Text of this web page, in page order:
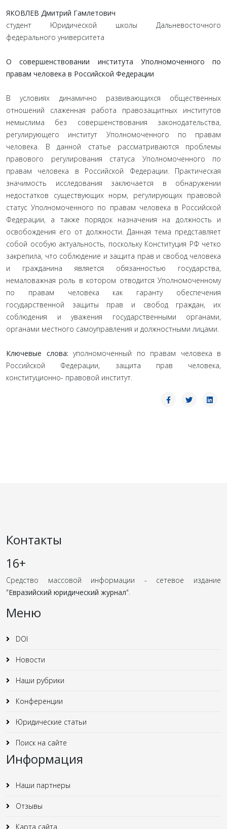
ЯКОВЛЕВ Дмитрий Гамлетович
студент Юридической школы Дальневосточного
федерального университета
О совершенствовании института Уполномоченного по
правам человека в Российской Федерации
В условиях динамично развивающихся общественных
отношений слаженная работа правозащитных институтов
немыслима без совершенствования законодательства,
регулирующего институт Уполномоченного по правам
человека. В данной статье рассматриваются проблемы
правового регулирования статуса Уполномоченного по
правам человека в Российской Федерации. Практическая
значимость исследования заключается в обнаружении
недостатков существующих норм, регулирующих правовой
статус Уполномоченного по правам человека в Российской
Федерации, а также порядок назначения на должность и
освобождения его от должности. Данная тема представляет
собой особую актуальность, поскольку Конституция РФ четко
закрепила, что соблюдение и защита прав и свобод человека
и гражданина является обязанностью государства,
немаловажная роль в котором отводится Уполномоченному
по правам человека как гаранту обеспечения
государственной защиты прав и свобод граждан, их
соблюдения и уважения государственными органами,
органами местного самоуправления и должностными лицами.
Ключевые слова: уполномоченный по правам человека в
Российской Федерации, защита прав человека,
конституционно- правовой институт.
Контакты
16+
Средство массовой информации - сетевое издание
"Евразийский юридический журнал".
Меню
DOI
Новости
Наши рубрики
Конференции
Юридические статьи
Поиск на сайте
Информация
Наши партнеры
Отзывы
Карта сайта